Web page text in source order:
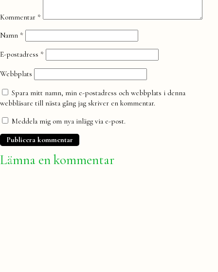
Kommentar *
Namn *
E-postadress *
Webbplats
Spara mitt namn, min e-postadress och webbplats i denna
webbläsare till nästa gång jag skriver en kommentar.
Meddela mig om nya inlägg via e-post.
Lämna en kommentar